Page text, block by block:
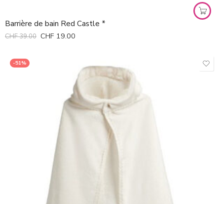
Barrière de bain Red Castle *
CHF39.00 CHF 19.00
-51%